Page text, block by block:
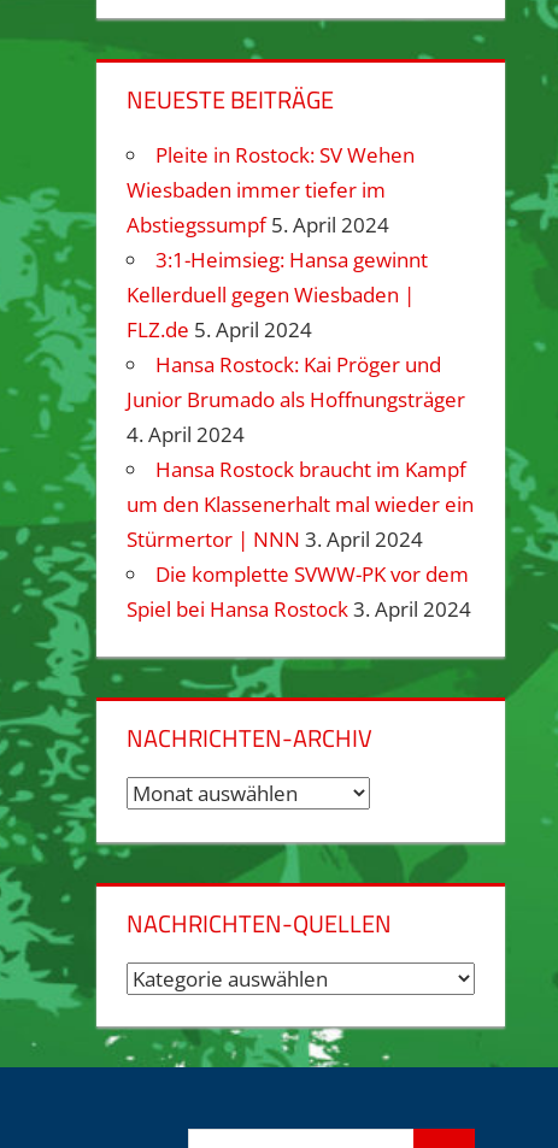
NEUESTE BEITRÄGE
Pleite in Rostock: SV Wehen
Wiesbaden immer tiefer im
Abstiegssumpf 5. April 2024
3:1-Heimsieg: Hansa gewinnt
Kellerduell gegen Wiesbaden |
FLZ.de 5. April 2024
Hansa Rostock: Kai Pröger und
Junior Brumado als Hoffnungsträger
4. April 2024
Hansa Rostock braucht im Kampf
um den Klassenerhalt mal wieder ein
Stürmertor | NNN 3. April 2024
Die komplette SVWW-PK vor dem
Spiel bei Hansa Rostock3. April 2024
NACHRICHTEN-ARCHIV
Nachrichten-
NACHRICHTEN-QUELLEN
Nachrichten-